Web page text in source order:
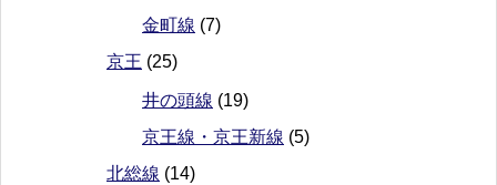
金町線 (7)
京王 (25)
井の頭線 (19)
京王線・京王新線 (5)
北総線 (14)